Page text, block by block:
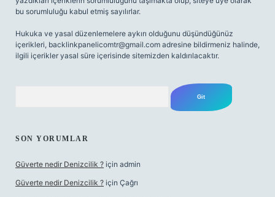
bu sorumluluğu kabul etmiş sayılırlar.
Hukuka ve yasal düzenlemelere aykırı olduğunu düşündüğünüz
içerikleri, backlinkpanelicomtr@gmail.com adresine bildirmeniz halinde,
ilgili içerikler yasal süre içerisinde sitemizden kaldırılacaktır.
SON YORUMLAR
Güverte nedir Denizcilik ? için admin
Güverte nedir Denizcilik ? için Çağrı